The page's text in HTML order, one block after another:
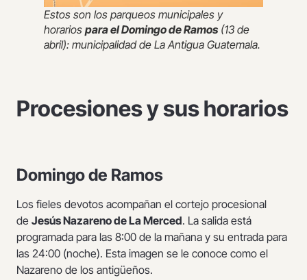
Estos son los parqueos municipales y
horarios para el Domingo de Ramos(13 de
abril): municipalidad de La Antigua Guatemala.
Procesiones y sus horarios
Domingo de Ramos
Los fieles devotos acompañan el cortejo procesional
de Jesús Nazareno de La Merced. La salida está
programada para las 8:00 de la mañana y su entrada para
las 24:00 (noche). Esta imagen se le conoce como el
Nazareno de los antigüeños.